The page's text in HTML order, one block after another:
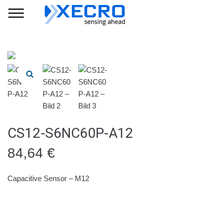
CS12-S6NC60P-A12
84,64 €
Capacitive Sensor – M12